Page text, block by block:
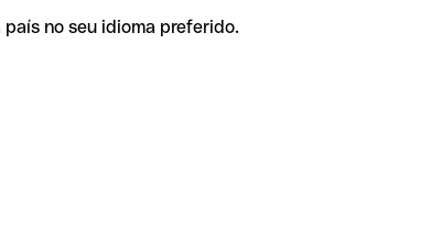
no seu idioma preferido.